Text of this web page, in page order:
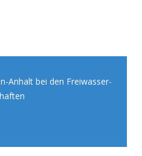
Anhalt bei den Freiwasser-